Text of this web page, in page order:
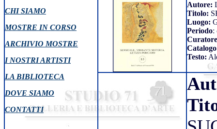
CHI SIAMO
MOSTRE IN CORSO
ARCHIVIO MOSTRE
I NOSTRI ARTISTI
LA BIBLIOTECA
DOVE SIAMO
CONTATTI
Autore:
Titolo:
Luogo:
Periodo:
Curatore
Testo: